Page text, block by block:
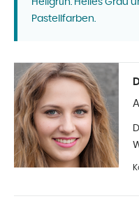
Hellgrün. Helles Grau
Pastellfarben.